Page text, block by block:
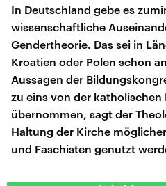
In Deutschland gebe es
wissenschaftliche
Gendertheorie. Das sei in
Kroatien oder Polen schon
Aussagen der
zu eins von der katholischen
übernommen, sagt der
Haltung der Kirche
und Faschisten genutzt